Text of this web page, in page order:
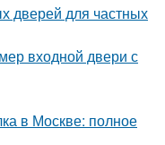
дверей для частных
входной двери с
в Москве: полное